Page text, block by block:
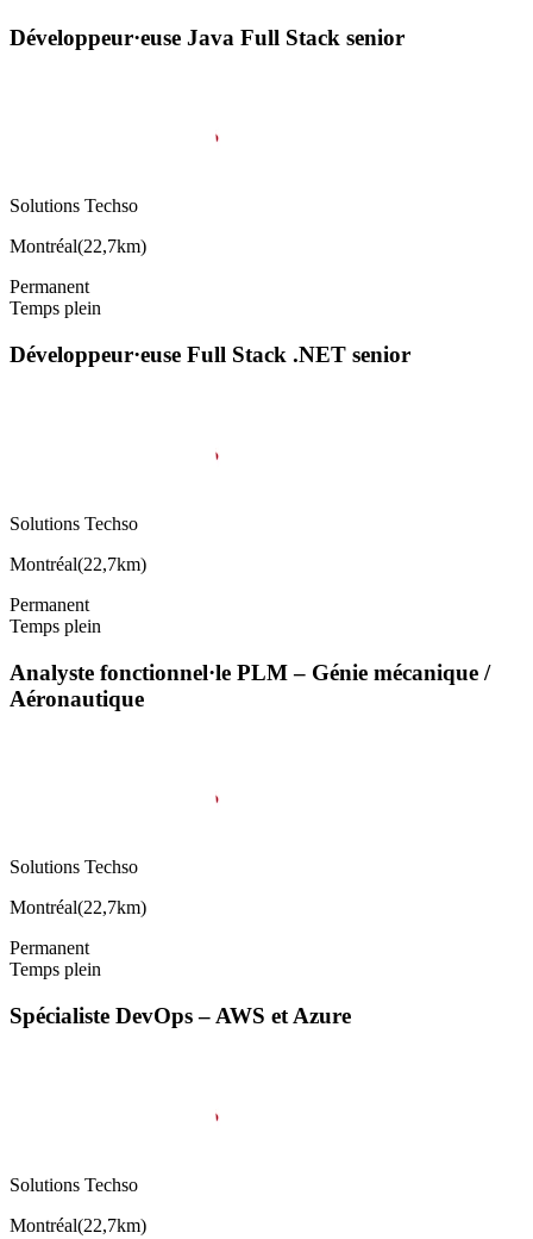
Développeur·euse Java Full Stack senior
Solutions Techso
Montréal(22,7km)
Permanent
Temps plein
Développeur·euse Full Stack .NET senior
Solutions Techso
Montréal(22,7km)
Permanent
Temps plein
Analyste fonctionnel·le PLM – Génie mécanique /
Aéronautique
Solutions Techso
Montréal(22,7km)
Permanent
Temps plein
Spécialiste DevOps – AWS et Azure
Solutions Techso
Montréal(22,7km)